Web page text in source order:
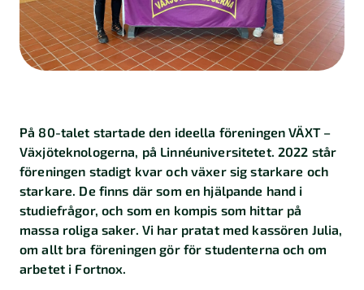
Import
och
export
På 80-talet startade den ideella föreningen VÄXT –
Växjöteknologerna, på Linnéuniversitetet. 2022 står
föreningen stadigt kvar och växer sig starkare och
starkare. De finns där som en hjälpande hand i
studiefrågor, och som en kompis som hittar på
massa roliga saker. Vi har pratat med kassören Julia,
om allt bra föreningen gör för studenterna och om
arbetet i Fortnox.